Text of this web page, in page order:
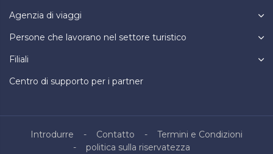
Agenzia di viaggi
Persone che lavorano nel settore turistico
Filiali
Centro di supporto per i partner
Introdurre Contatto
Termini e Condizioni
politica sulla riservatezza